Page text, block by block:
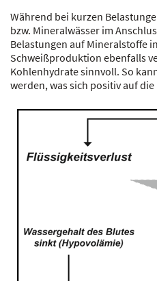
Während bei kurzen
bzw. Mineralwässer im
Belastungen auf Mineralstoffe
Schweißproduktion ebenfalls
Kohlenhydrate sinnvoll. So
werden, was sich positiv auf